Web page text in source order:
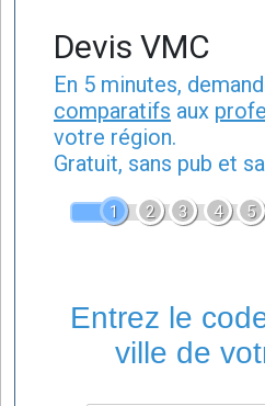
Devis VMC
En 5 minutes,
comparatifs aux
votre région.
Gratuit, sans pub et
1 2 3 4 5
Entrez le
ville de